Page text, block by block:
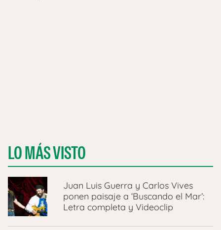
LO MÁS VISTO
Juan Luis Guerra y Carlos Vives
ponen paisaje a ‘Buscando el Mar’:
Letra completa y Videoclip